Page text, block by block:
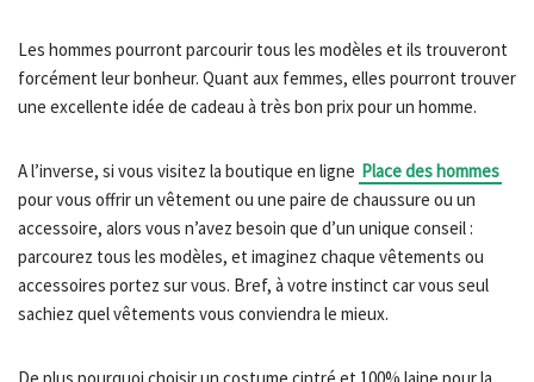
Les hommes pourront parcourir tous les modèles et ils trouveront
forcément leur bonheur. Quant aux femmes, elles pourront trouver
une excellente idée de cadeau à très bon prix pour un homme.
A l’inverse, si vous visitez la boutique en ligne Place des hommes
pour vous offrir un vêtement ou une paire de chaussure ou un
accessoire, alors vous n’avez besoin que d’un unique conseil :
parcourez tous les modèles, et imaginez chaque vêtements ou
accessoires portez sur vous. Bref, à votre instinct car vous seul
sachiez quel vêtements vous conviendra le mieux.
De plus pourquoi choisir un costume cintré et 100% laine pour la